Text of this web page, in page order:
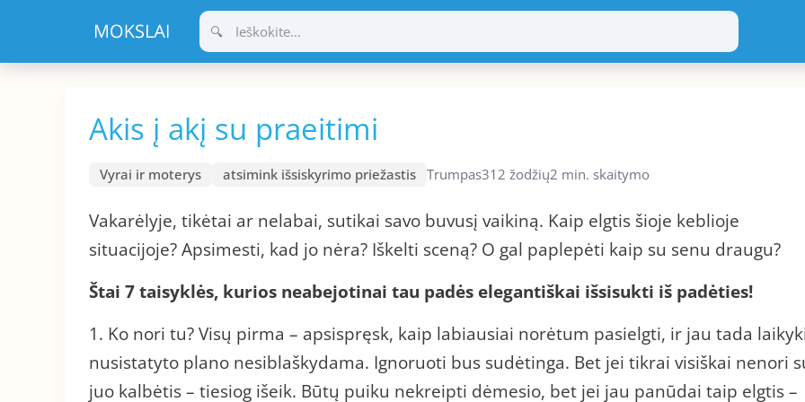
turinio
Akis į akį su praeitimi
Vyrai ir moterys atsimink išsiskyrimo priežastis Trumpas312 žodžių2 min. skaitymo
Vakarėlyje, tikėtai ar nelabai, sutikai savo buvusį vaikiną. Kaip elgtis šioje keblioje
situacijoje? Apsimesti, kad jo nėra? Iškelti sceną? O gal paplepėti kaip su senu draugu?
Štai 7 taisyklės, kurios neabejotinai tau padės elegantiškai išsisukti iš padėties!
1. Ko nori tu? Visų pirma – apsispręsk, kaip labiausiai norėtum pasielgti, ir jau tada
nusistatyto plano nesiblaškydama. Ignoruoti bus sudėtinga. Bet jei tikrai visiškai nenori
juo kalbėtis – tiesiog išeik. Būtų puiku nekreipti dėmesio, bet jei jau panūdai taip elgtis –